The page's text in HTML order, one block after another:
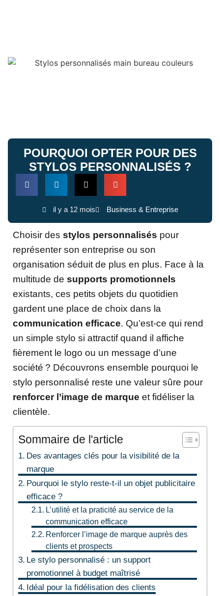
POURQUOI OPTER POUR DES
STYLOS PERSONNALISÉS ?
il y a 12 mois Business & Entreprise
Choisir des stylos personnalisés pour
représenter son entreprise ou son
organisation séduit de plus en plus. Face à la
multitude de supports promotionnels
existants, ces petits objets du quotidien
gardent une place de choix dans la
communication efficace. Qu’est-ce qui rend
un simple stylo si attractif quand il affiche
fièrement le logo ou un message d’une
société ? Découvrons ensemble pourquoi le
stylo personnalisé reste une valeur sûre pour
renforcer l’image de marque et fidéliser la
clientèle.
Sommaire de l'article
Des avantages clés pour la visibilité de la
marque
Pourquoi le stylo reste-t-il un objet publicitaire
efficace ?
L’utilité et la praticité au service de la
communication efficace
Renforcer l’image de marque auprès des
clients et prospects
Le stylo personnalisé : un support
promotionnel à budget maîtrisé
Idéal pour la fidélisation des clients